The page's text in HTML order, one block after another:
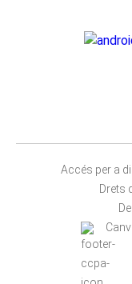
Accés per a
Drets